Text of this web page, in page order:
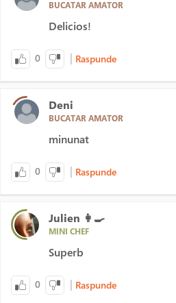
BUCATAR AMATOR
Delicios!
0 | Raspunde
Deni
BUCATAR AMATOR
minunat
0 | Raspunde
Julien 👩‍🍳
MINI CHEF
Superb
0 | Raspunde